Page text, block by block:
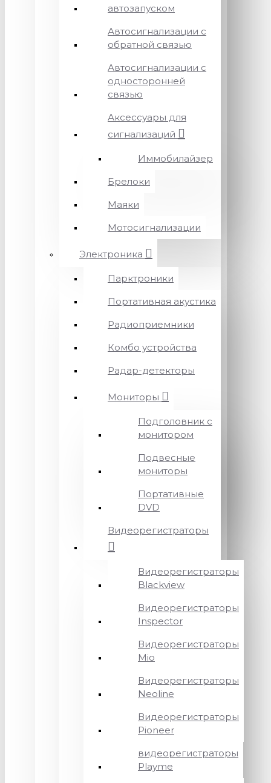
автозапуском
Автосигнализации с
обратной связью
Автосигнализации с
односторонней
связью
Аксессуары для
сигнализаций
Иммобилайзер
Брелоки
Маяки
Мотосигнализации
Электроника
Парктроники
Портативная акустика
Радиоприемники
Комбо устройства
Радар-детекторы
Мониторы
Подголовник с
монитором
Подвесные
мониторы
Портативные
DVD
Видеорегистраторы
Видеорегистраторы
Blackview
Видеорегистраторы
Inspector
Видеорегистраторы
Mio
Видеорегистраторы
Neoline
Видеорегистраторы
Pioneer
видеорегистраторы
Playme